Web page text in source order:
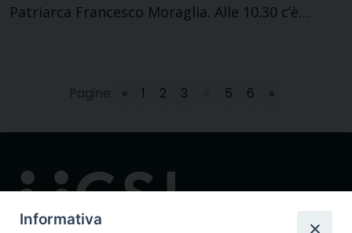
Patriarca Francesco Moraglia. Alle 10.30 c’è…
Pagine: « 1 2 3 5 6 »
Informativa